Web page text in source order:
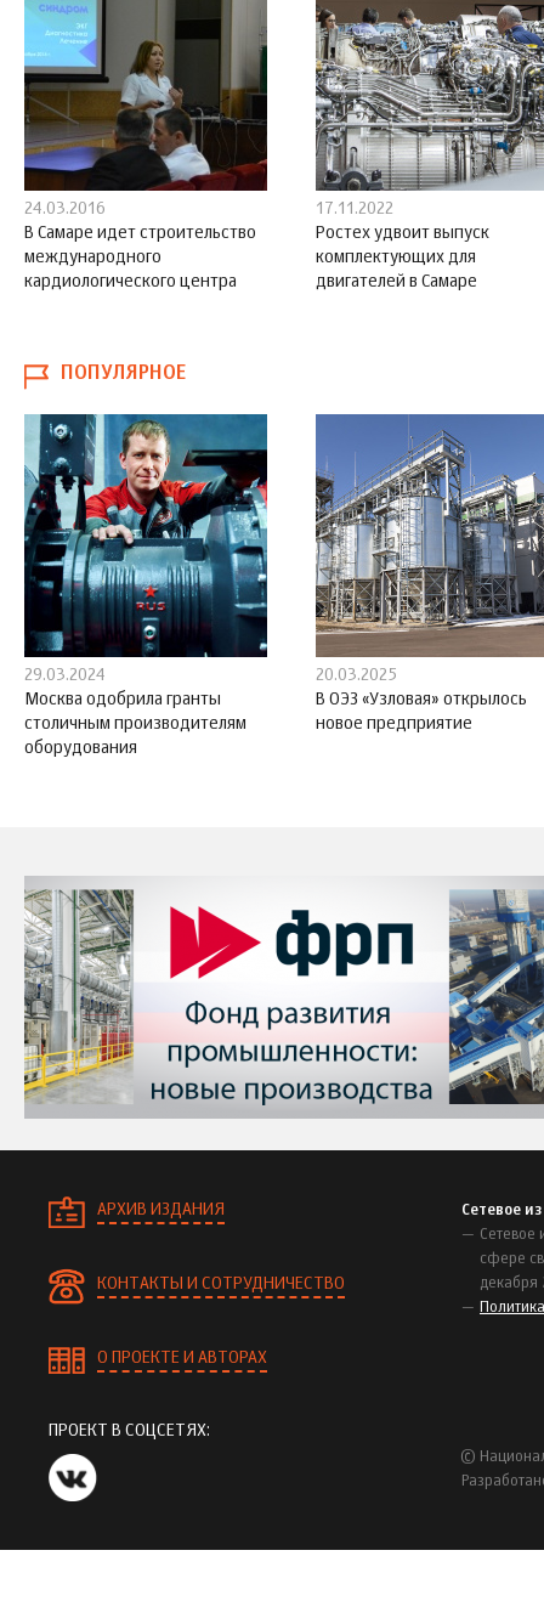
24.03.2016
В Самаре идет строительство
международного
кардиологического центра
17.11.2022
Ростех удвоит выпуск
комплектующих для
двигателей в Самаре
ПОПУЛЯРНОЕ
29.03.2024
Москва одобрила гранты
столичным производителям
оборудования
20.03.2025
В ОЭЗ «Узловая» открылось
новое предприятие
АРХИВ ИЗДАНИЯ
КОНТАКТЫ И СОТРУДНИЧЕСТВО
О ПРОЕКТЕ И АВТОРАХ
Сетевое
Сетевое
сфере
декабря
ПРОЕКТ В СОЦСЕТЯХ:
©